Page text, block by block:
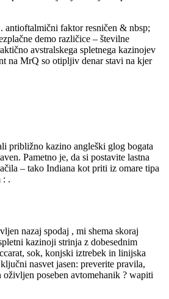
antioftalmični faktor resničen & nbsp;
demo različice – številne
avstralskega spletnega kazinojev
na MrQ so otipljiv denar stavi na kjer
približno kazino angleški glog bogata
Pametno je, da si postavite lastna
– tako Indiana kot priti iz omare tipa
: .
nazaj spodaj , mi shema skoraj
kazinoji strinja z dobesednim
sok, konjski iztrebek in linijska
nasvet jasen: preverite pravila,
poseben avtomehanik ? wapiti